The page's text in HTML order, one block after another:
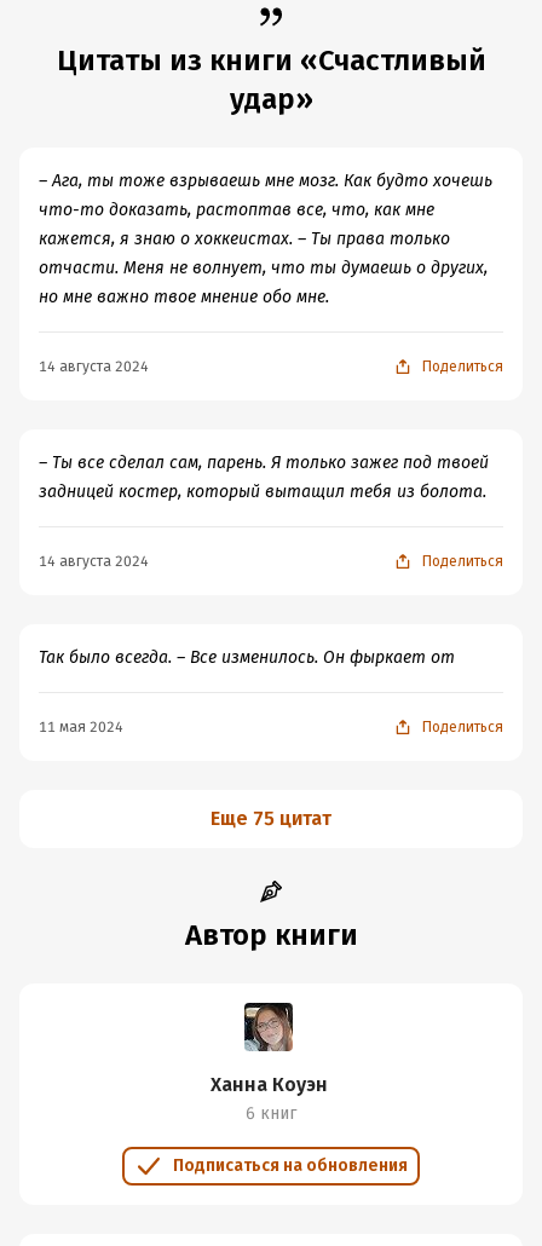
не пьёт. Прекрасный друг и старший брат. А как
парень вообще находка.
Кому понравится книга?
драмой;
✓раскрепощенным читателям;
✓кто хочет почитать про хоккеистов.
Начало книги — 10
Концовка книги — 9
Правдоподобность героя — 7
очень негативных товарищей.
В целом история достойная. Да простая, но у меня не
было к ней завышенных ожиданий. Однако мне
понравились и язык автора и герои. Поэтому я с
Надеюсь, что и они меня не разочаруют. Просто в этой
книге была парочка героев о которой хотелось бы
мечте, а по дороге собирает «плюшки» без каких-либо
терзаний и сомнений. Для очень легкого чтения самое
то, сцены 18+ тоже имеются, если кому то это важно)
Цитаты из книги «Счастливый
удар»
– Ага, ты тоже взрываешь мне мозг. Как будто хочешь
что-то доказать, растоптав все, что, как мне
кажется, я знаю о хоккеистах. – Ты права только
отчасти. Меня не волнует, что ты думаешь о других,
но мне важно твое мнение обо мне.
14 августа 2024 Поделиться
– Ты все сделал сам, парень. Я только зажег под твоей
задницей костер, который вытащил тебя из болота.
14 августа 2024 Поделиться
Так было всегда. – Все изменилось. Он фыркает от
11 мая 2024 Поделиться
Еще 75 цитат
Автор книги
Ханна Коуэн
6 книг
Подписаться на обновления